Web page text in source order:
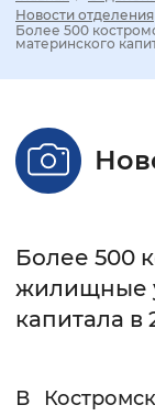
Новости отделения
Более 500
материнского
Более 500
жилищные
капитала в
В